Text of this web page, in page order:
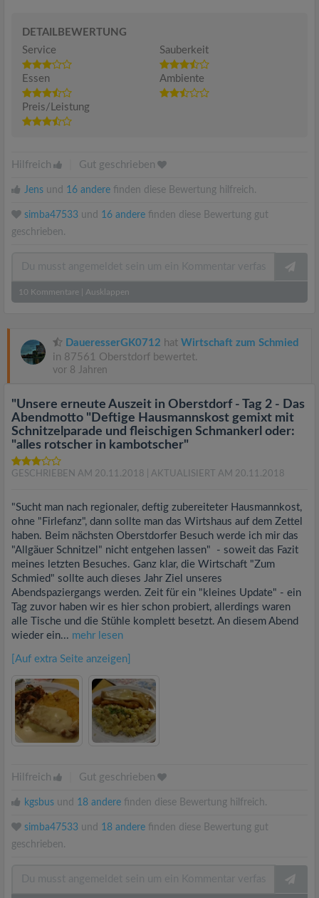
DETAILBEWERTUNG
Service
Sauberkeit
Essen Ambiente
Preis/Leistung
Hilfreich Gut geschrieben
Jens und 16 andere finden diese Bewertung hilfreich.
simba47533 und 16 andere finden diese Bewertung gut
geschrieben.
10 Kommentare Ausklappen
DaueresserGK0712 hat Wirtschaft zum Schmied
in 87561 Oberstdorf bewertet.
vor 8 Jahren
"Unsere erneute Auszeit in Oberstdorf - Tag 2 - Das
Abendmotto "Deftige Hausmannskost gemixt mit
Schnitzelparade und fleischigen Schmankerl oder:
"alles rotscher in kambotscher"
GESCHRIEBEN AM 20.11.2018 | AKTUALISIERT AM 20.11.2018
"Sucht man nach regionaler, deftig zubereiteter Hausmannkost,
ohne "Firlefanz", dann sollte man das Wirtshaus auf dem Zettel
haben. Beim nächsten Oberstdorfer Besuch werde ich mir das
"Allgäuer Schnitzel" nicht entgehen lassen" - soweit das Fazit
meines letzten Besuches. Ganz klar, die Wirtschaft "Zum
Schmied" sollte auch dieses Jahr Ziel unseres
Abendspaziergangs werden. Zeit für ein "kleines Update" - ein
Tag zuvor haben wir es hier schon probiert, allerdings waren
alle Tische und die Stühle komplett besetzt. An diesem Abend
wieder ein... mehr lesen
[Auf extra Seite anzeigen]
Hilfreich Gut geschrieben
kgsbus und 18 andere finden diese Bewertung hilfreich.
simba47533 und 18 andere finden diese Bewertung gut
geschrieben.